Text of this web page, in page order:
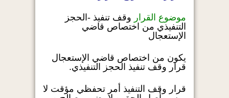
موضوع القرار وقف تنفيذ -الحجز
التنفيذي من اختصاص قاضي
الإستعجال
يكون من اختصاص قاضي الإستعجال
قرار وقف تنفيذ الحجز التنفيذي.
قرار وقف التنفيذ أمر تحفظي مؤقت لا